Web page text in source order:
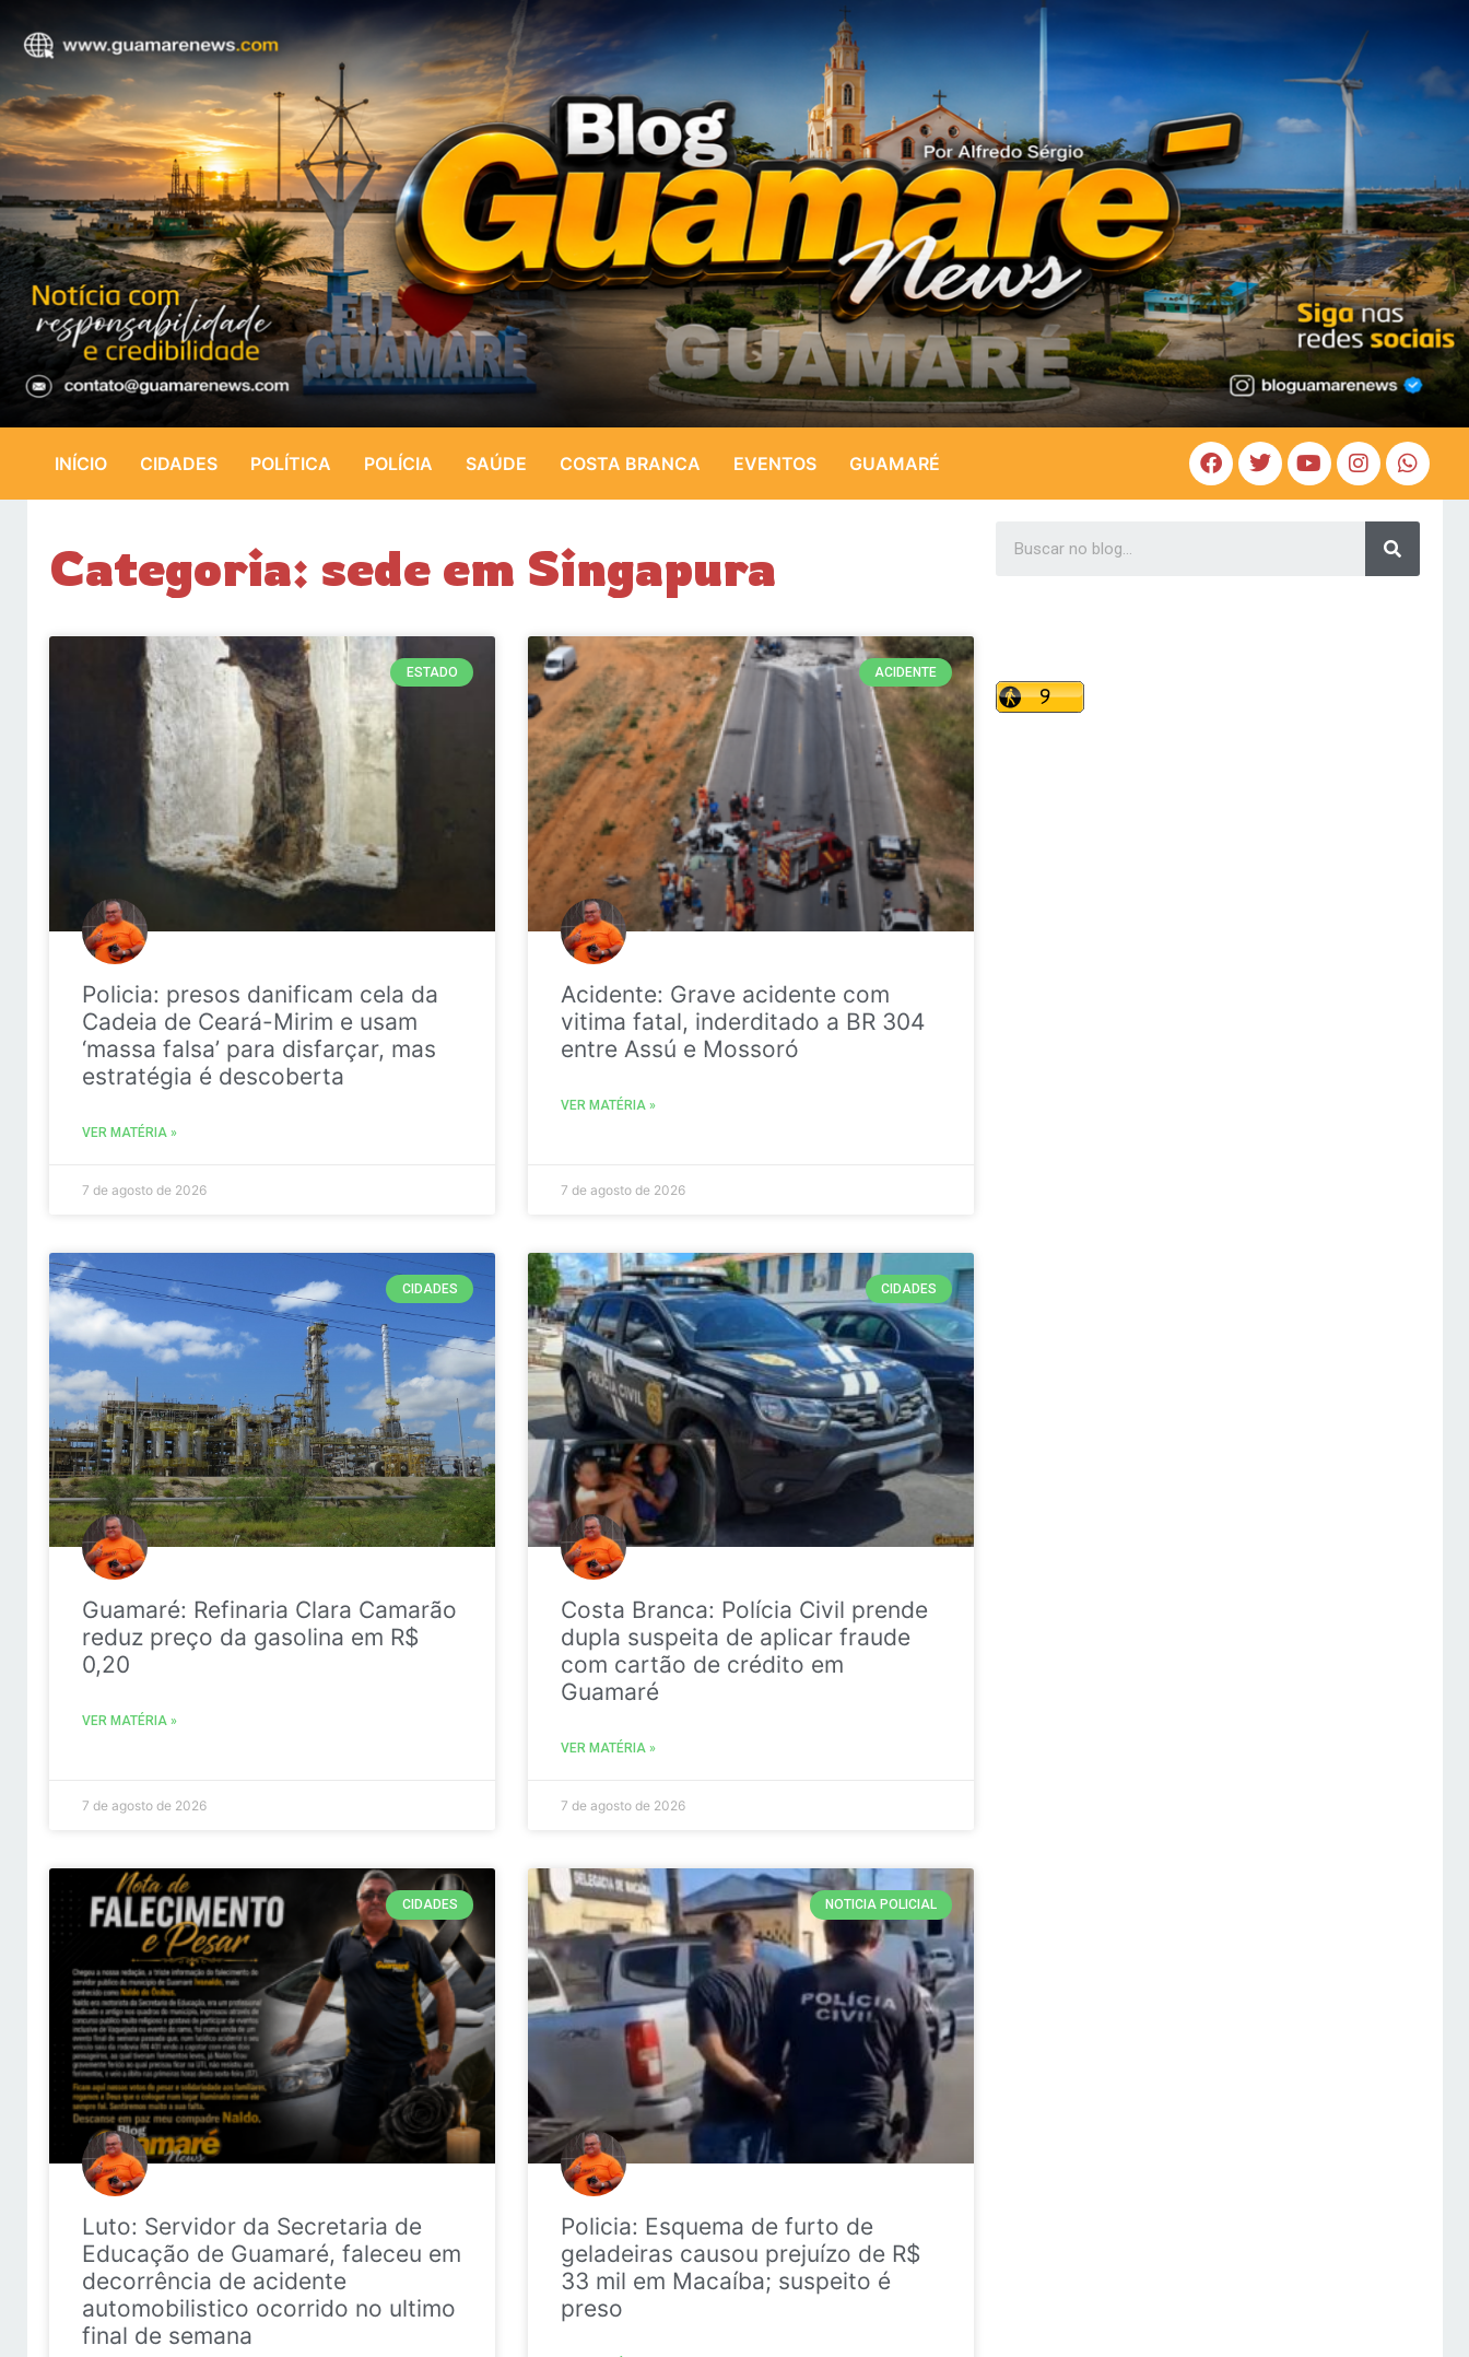
INÍCIO CIDADES POLÍTICA POLÍCIA SAÚDE COSTA BRANCA EVENTOS GUAMARÉ
Categoria: sede em Singapura
ESTADO
Policia: presos danificam cela da
Cadeia de Ceará-Mirim e usam
‘massa falsa’ para disfarçar, mas
estratégia é descoberta
VER MATÉRIA »
7 de agosto de 2026
ACIDENTE
Acidente: Grave acidente com
vitima fatal, inderditado a BR 304
entre Assú e Mossoró
VER MATÉRIA »
7 de agosto de 2026
CIDADES
Guamaré: Refinaria Clara Camarão
reduz preço da gasolina em R$
0,20
VER MATÉRIA »
7 de agosto de 2026
CIDADES
Costa Branca: Polícia Civil prende
dupla suspeita de aplicar fraude
com cartão de crédito em
Guamaré
VER MATÉRIA »
7 de agosto de 2026
CIDADES
Luto: Servidor da Secretaria de
Educação de Guamaré, faleceu em
decorrência de acidente
automobilistico ocorrido no ultimo
final de semana
NOTICIA POLICIAL
Policia: Esquema de furto de
geladeiras causou prejuízo de R$
33 mil em Macaíba; suspeito é
preso